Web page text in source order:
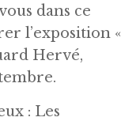
dans ce
l’exposition «
Hervé,
: Les